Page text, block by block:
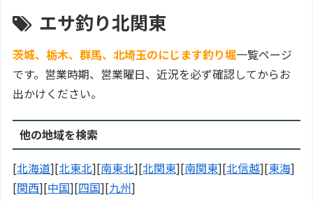
エサ釣り北関東
茨城、栃木、群馬、北埼玉のにじます釣り堀一覧ページ
です。営業時期、営業曜日、近況を必ず確認してからお
出かけください。
他の地域を検索
[北海道][北東北][南東北][北関東][南関東][北信越][東海]
[関西][中国][四国][九州]